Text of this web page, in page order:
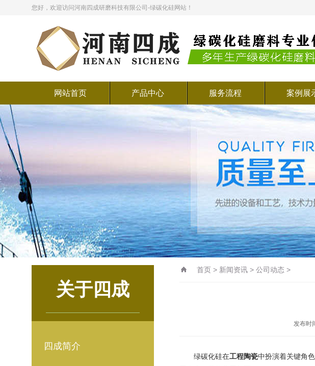
您好，欢迎访问河南四成研磨科技有限公司-绿碳化硅网站！
网站首页 产品中心 服务流程 案例展
关于四成
四成简介
首页 > 新闻资讯 > 公司动态 >
发布时
绿碳化硅在工程陶瓷中扮演着关键角